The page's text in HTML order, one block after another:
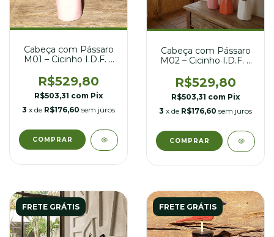
Cabeça com Pássaro
M01 – Cicinho I.D.F. –
R$529,80
R$503,31 com Pix
3 x de R$176,60 sem juros
Cabeça com Pássaro
M02 – Cicinho I.D.F. –
R$529,80
R$503,31 com Pix
3 x de R$176,60 sem juros
FRETE GRÁTIS FRETE GRÁTIS